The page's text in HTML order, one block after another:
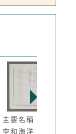
主要名稱：不變的天
空和海洋